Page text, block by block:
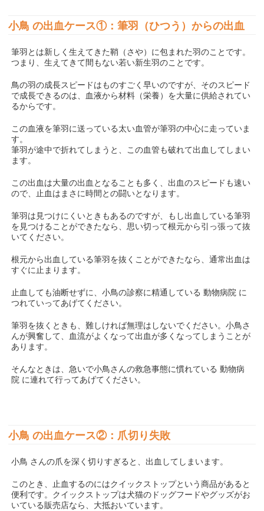
小鳥 の出血ケース①：筆羽（ひつう）からの出血
筆羽とは新しく生えてきた鞘（さや）に包まれた羽のことです。
つまり、生えてきて間もない若い新生羽のことです。
鳥の羽の成長スピードはものすごく早いのですが、そのスピード
で成長できるのは、血液から材料（栄養）を大量に供給されてい
るからです。
この血液を筆羽に送っている太い血管が筆羽の中心に走っていま
す。
筆羽が途中で折れてしまうと、この血管も破れて出血してしまい
ます。
この出血は大量の出血となることも多く、出血のスピードも速い
ので、止血はまさに時間との闘いとなります。
筆羽は見つけにくいときもあるのですが、もし出血している筆羽
を見つけることができたなら、思い切って根元から引っ張って抜
いてください。
根元から出血している筆羽を抜くことができたなら、通常出血は
すぐに止まります。
止血しても油断せずに、小鳥の診察に精通している 動物病院 に
つれていってあげてください。
筆羽を抜くときも、難しければ無理はしないでください。小鳥さ
んが興奮して、血流がよくなって出血が多くなってしまうことが
あります。
そんなときは、急いで小鳥さんの救急事態に慣れている 動物病
院 に連れて行ってあげてください。
小鳥 の出血ケース②：爪切り失敗
小鳥 さんの爪を深く切りすぎると、出血してしまいます。
このとき、止血するのにはクイックストップという商品があると
便利です。クイックストップは犬猫のドッグフードやグッズがお
いている販売店なら、大抵おいています。